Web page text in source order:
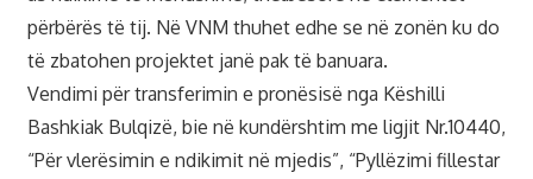
përbërës të tij. Në VNM thuhet edhe se në zonën ku do
të zbatohen projektet janë pak të banuara.
Vendimi për transferimin e pronësisë nga Këshilli
Bashkiak Bulqizë, bie në kundërshtim me ligjit Nr.10440,
“Për vlerësimin e ndikimit në mjedis”, “Pyllëzimi fillestar